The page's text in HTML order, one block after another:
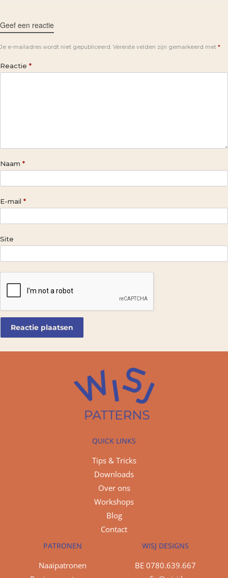
Geef een reactie
Je e-mailadres wordt niet gepubliceerd. Vereiste velden zijn gemarkeerd met *
Reactie *
Naam *
E-mail *
Site
QUICK LINKS
Tips & Tricks
Downloads
Over ons
Workshops
Blog
Contact
PATRONEN
Naaipatronen
WISJ DESIGNS
BE 0780.639.667